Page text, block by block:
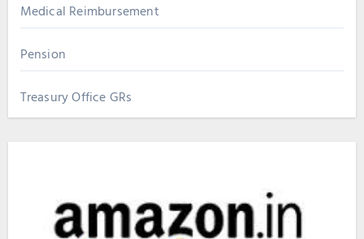
Medical Reimbursement
Pension
Treasury Office GRs